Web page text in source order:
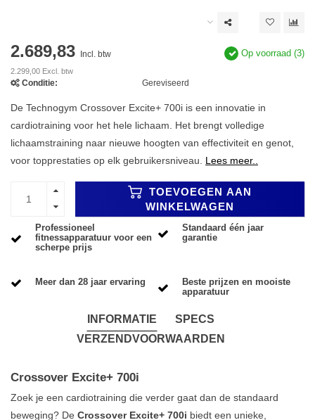
2.689,83 Incl. btw
2.299,00 Excl. btw
Op voorraad (3)
Conditie: Gereviseerd
De Technogym Crossover Excite+ 700i is een innovatie in
cardiotraining voor het hele lichaam. Het brengt volledige
lichaamstraining naar nieuwe hoogten van effectiviteit en genot,
voor topprestaties op elk gebruikersniveau. Lees meer..
TOEVOEGEN AAN
WINKELWAGEN
Professioneel
fitnessapparatuur voor een
scherpe prijs
Standaard één jaar
garantie
Meer dan 28 jaar ervaring
Beste prijzen en mooiste
apparatuur
INFORMATIE
SPECS
VERZENDVOORWAARDEN
Crossover Excite+ 700i
Zoek je een cardiotraining die verder gaat dan de standaard
beweging? De Crossover Excite+ 700i biedt een unieke,